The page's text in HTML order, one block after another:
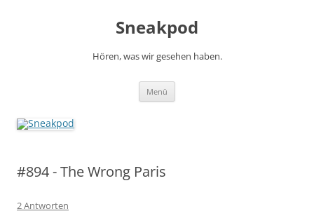
Sneakpod
Hören, was wir gesehen haben.
Menü
#894 - The Wrong Paris
2 Antworten